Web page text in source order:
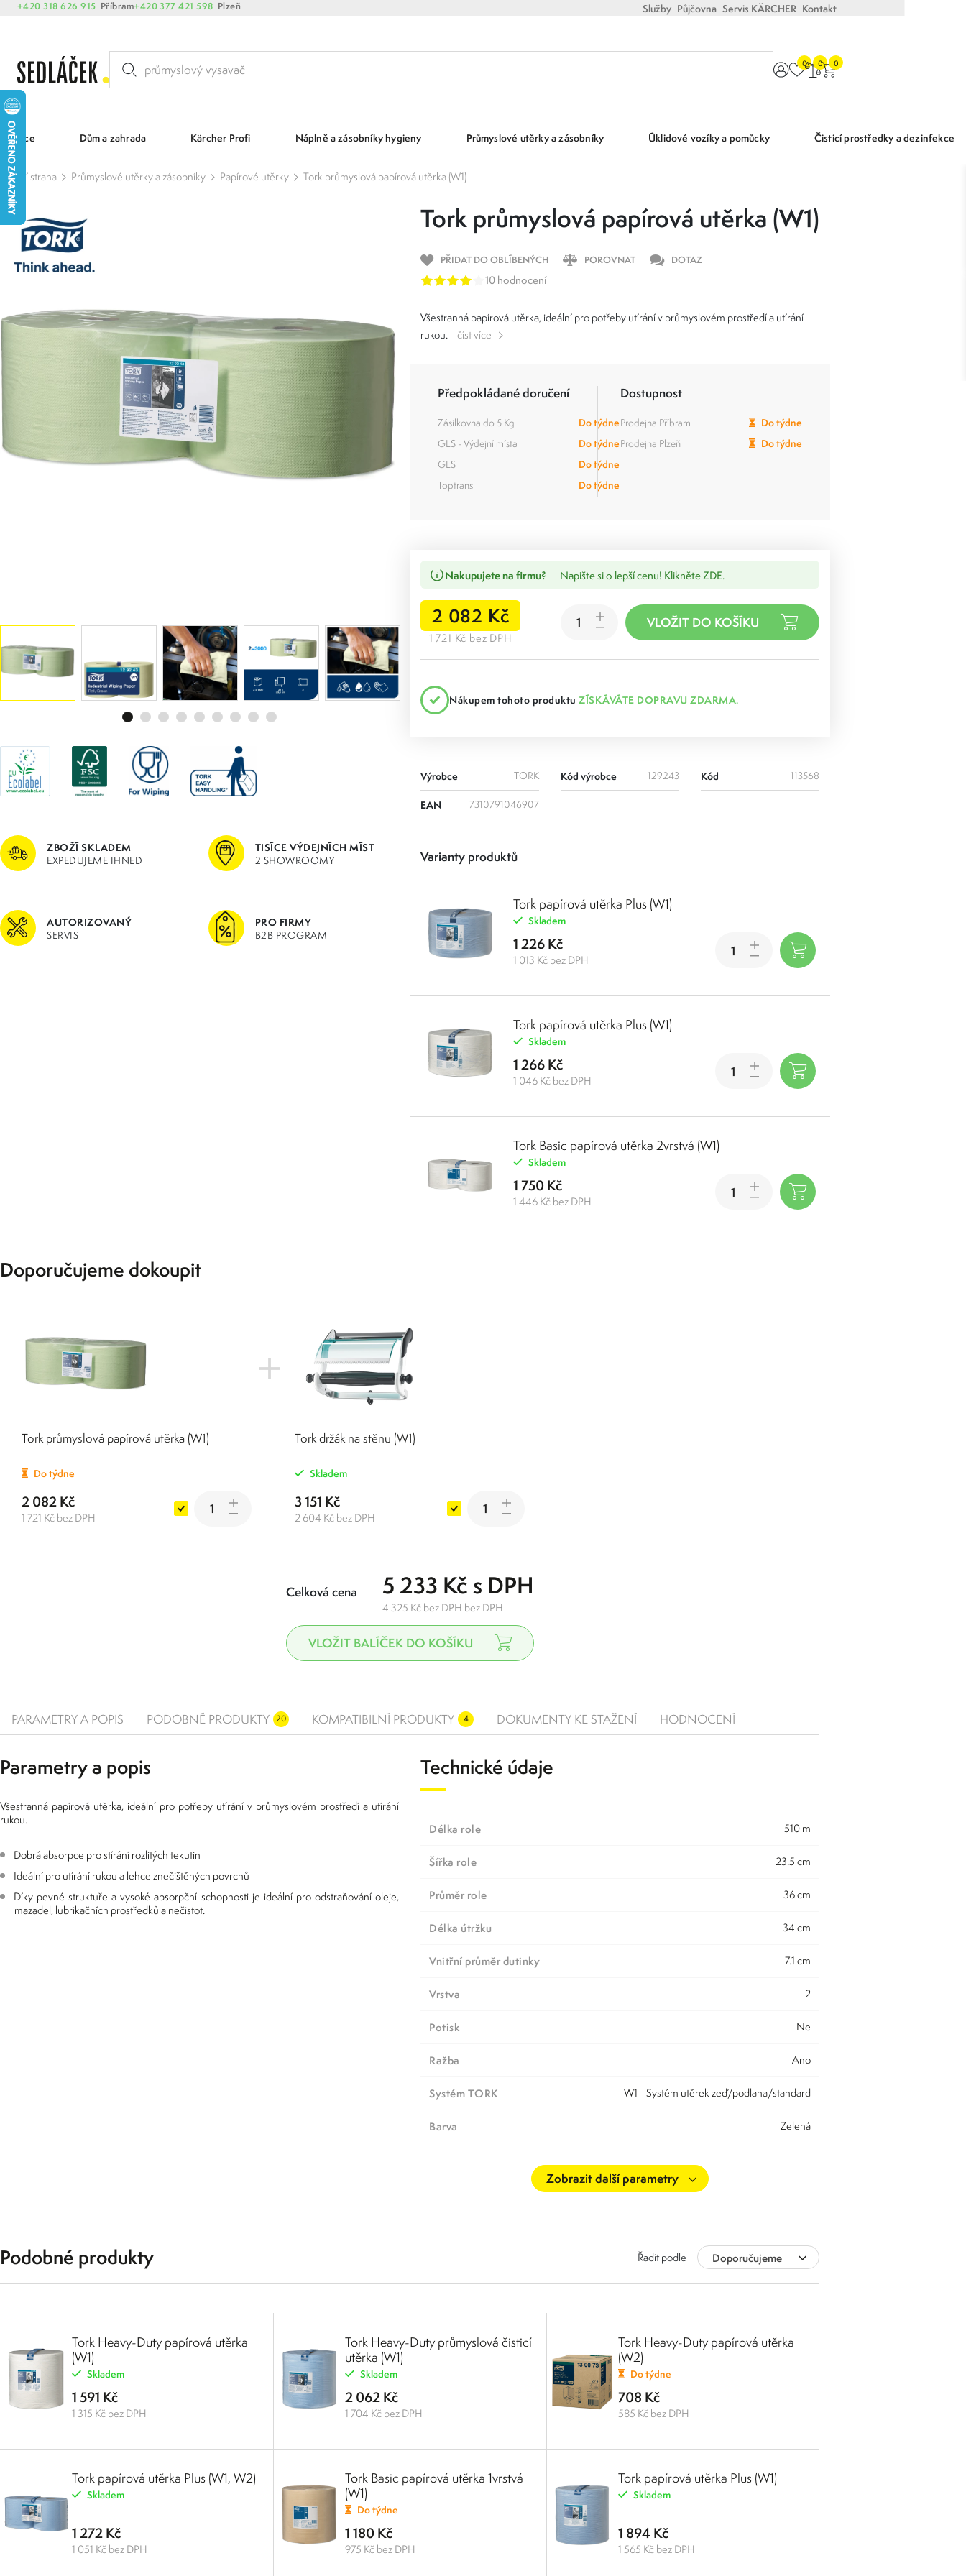
+420 318 626 915 Příbram+420 377 421 598 Plzeň Služby Půjčovna Servis KÄRCHER Kontakt
0 0 0
Akce Dům a zahrada Kärcher Profi Náplně a zásobníky hygieny Průmyslové utěrky a zásobníky Úklidové vozíky a pomůcky Čisticí prostředky a dezinfekce
Hlavní strana Průmyslové utěrky a zásobníky Papírové utěrky Tork průmyslová papírová utěrka (W1)
ZBOŽÍ SKLADEM
EXPEDUJEME IHNED
TISÍCE VÝDEJNÍCH MÍST
2 SHOWROOMY
AUTORIZOVANÝ
SERVIS
PRO FIRMY
B2B PROGRAM
Tork průmyslová papírová utěrka (W1)
PŘIDAT DO OBLÍBENÝCH POROVNAT DOTAZ
10 hodnocení
Všestranná papírová utěrka, ideální pro potřeby utírání v průmyslovém prostředí a utírání
rukou.
číst více
Předpokládané doručení
Zásilkovna do 5 Kg
Do týdne
GLS - Výdejní místa
Do týdne
GLS
Do týdne
Toptrans
Do týdne
Dostupnost
Prodejna Příbram
Do týdne
Prodejna Plzeň
Do týdne
Nakupujete na firmu? Napište si o lepší cenu! Klikněte ZDE.
2 082 Kč
1 721 Kč bez DPH
Nákupem tohoto produktu ZÍSKÁVÁTE DOPRAVU ZDARMA.
Výrobce TORK Kód výrobce 129243 Kód 113568
EAN 7310791046907
Varianty produktů
Tork papírová utěrka Plus (W1)
Skladem
1 226 Kč
1 013 Kč bez DPH
Tork papírová utěrka Plus (W1)
Skladem
1 266 Kč
1 046 Kč bez DPH
Tork Basic papírová utěrka 2vrstvá (W1)
Skladem
1 750 Kč
1 446 Kč bez DPH
Doporučujeme dokoupit
Tork průmyslová papírová utěrka (W1)
Do týdne
2 082 Kč
1 721 Kč bez DPH
Tork držák na stěnu (W1)
Skladem
3 151 Kč
2 604 Kč bez DPH
Celková cena 5 233 Kč s DPH
4 325 Kč bez DPH bez DPH
PARAMETRY A POPIS PODOBNÉ PRODUKTY 20 KOMPATIBILNÍ PRODUKTY 4 DOKUMENTY KE STAŽENÍ HODNOCENÍ
Parametry a popis
Všestranná papírová utěrka, ideální pro potřeby utírání v průmyslovém prostředí a utírání
rukou.
Dobrá absorpce pro stírání rozlitých tekutin
Ideální pro utírání rukou a lehce znečištěných povrchů
Díky pevné struktuře a vysoké absorpční schopnosti je ideální pro odstraňování oleje,
mazadel, lubrikačních prostředků a nečistot.
Technické údaje
Délka role 510 m
Šířka role 23.5 cm
Průměr role 36 cm
Délka útržku 34 cm
Vnitřní průměr dutinky 7.1 cm
Vrstva 2
Potisk Ne
Ražba Ano
systém TORK W1 - Systém utěrek zeď/podlaha/standard
barva Zelená
Podobné produkty Řadit podle Doporučujeme
Tork Heavy-Duty papírová utěrka
(W1)
Skladem
1 591 Kč
1 315 Kč bez DPH
Tork Heavy-Duty průmyslová čisticí
utěrka (W1)
Skladem
2 062 Kč
1 704 Kč bez DPH
Tork Heavy-Duty papírová utěrka
(W2)
Do týdne
708 Kč
585 Kč bez DPH
Tork papírová utěrka Plus (W1, W2)
Skladem
1 272 Kč
1 051 Kč bez DPH
Tork Basic papírová utěrka 1vrstvá
(W1)
Do týdne
1 180 Kč
975 Kč bez DPH
Tork papírová utěrka Plus (W1)
Skladem
1 894 Kč
1 565 Kč bez DPH